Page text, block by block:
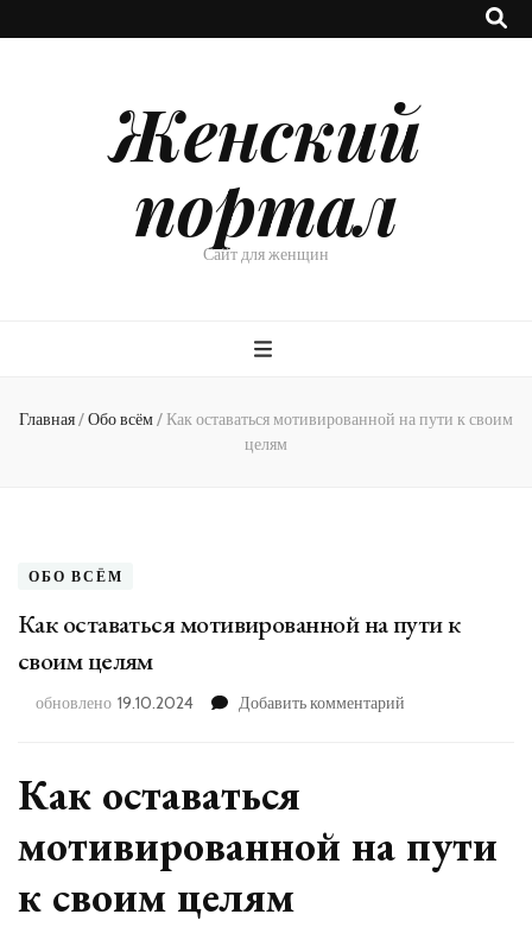
Женский
портал
Сайт для женщин
Главная/Обо всём/Как оставаться мотивированной на пути к своим
целям
ОБО ВСЁМ
Как оставаться мотивированной на пути к
своим целям
обновлено 19.10.2024 Добавить комментарий
пути
Как оставаться
мотивированной на пути
к своим целям